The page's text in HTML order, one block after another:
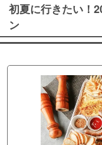
初夏に行きたい！
ン